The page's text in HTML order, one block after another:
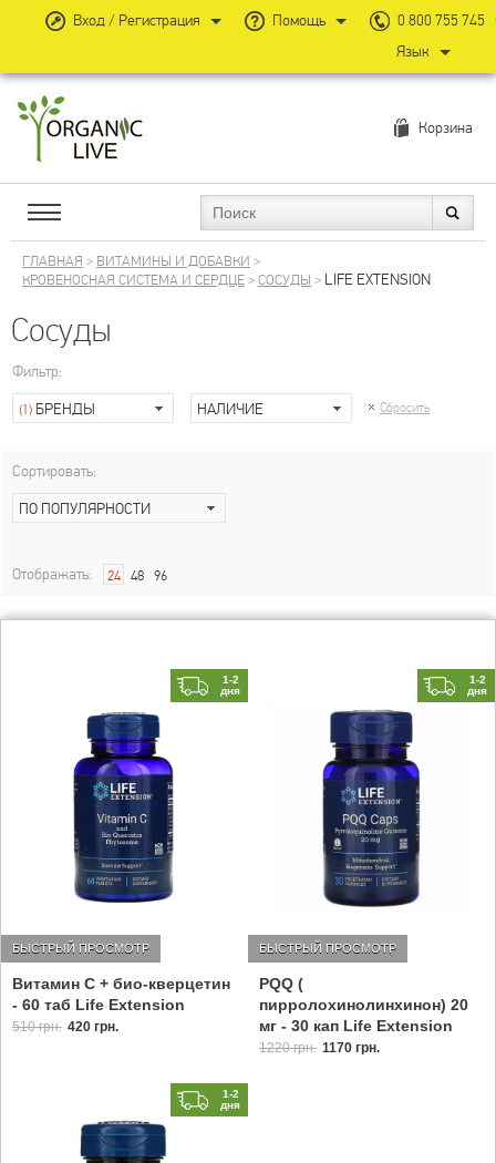
Корзина
ГЛАВНАЯ > ВИТАМИНЫ И ДОБАВКИ >
КРОВЕНОСНАЯ СИСТЕМА И СЕРДЦЕ>СОСУДЫ > LIFE EXTENSION
Сосуды
Фильтр:
(1) БРЕНДЫ НАЛИЧИЕ Сбросить
Сортировать:
ПО ПОПУЛЯРНОСТИ
Отображать: 24 48 96
1-2
дня
Витамин С + био-кверцетин
- 60 таб Life Extension
БЫСТРЫЙ ПРОСМОТР
510 грн. 420 грн.
1-2
дня
PQQ (
пирролохинолинхинон) 20
мг - 30 кап Life Extension
БЫСТРЫЙ ПРОСМОТР
1220 грн. 1170 грн.
1-2
дня
Вход / Регистрация Помощь
0 800 755 745
Язык